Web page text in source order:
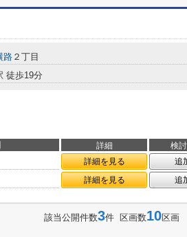
路２丁目
徒歩19分
詳細 検
詳細を見る 追
詳細を見る 追
該当公開件数3件 区画数10区画